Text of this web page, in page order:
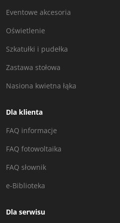
Eventowe akcesoria
Oświetlenie
Szkatułki i pudełka
Zastawa stołowa
Nasiona kwietna łąka
Dla klienta
FAQ informacje
FAQ fotowoltaika
FAQ słownik
e-Biblioteka
Dla serwisu